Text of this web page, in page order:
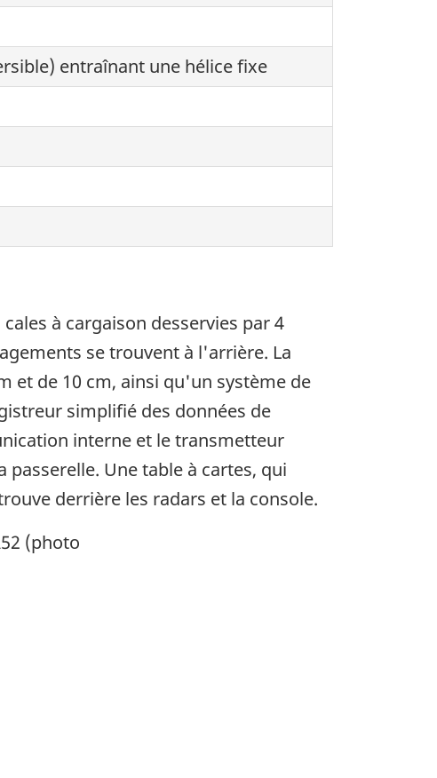
entraînant une hélice fixe
à cargaison desservies par 4
se trouvent à l'arrière. La
et de 10 cm, ainsi qu'un système de
simplifié des données de
interne et le transmetteur
Une table à cartes, qui
derrière les radars et la console.
(photo